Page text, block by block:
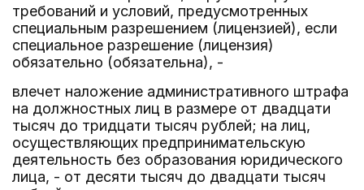
требований и условий, предусмотренных
специальным разрешением (лицензией), если
специальное разрешение (лицензия)
обязательно (обязательна), -
влечет наложение административного штрафа
на должностных лиц в размере от двадцати
тысяч до тридцати тысяч рублей; на лиц,
осуществляющих предпринимательскую
деятельность без образования юридического
лица, - от десяти тысяч до двадцати тысяч